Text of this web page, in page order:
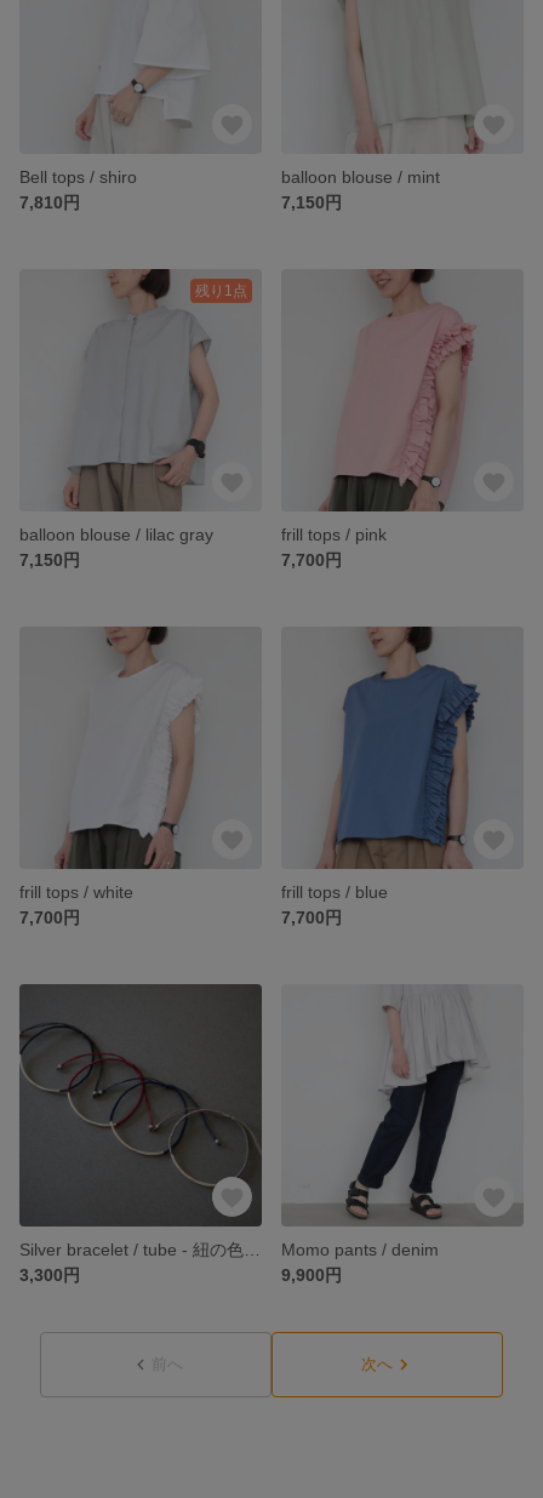
Bell tops / shiro
7,810円
balloon blouse / mint
7,150円
残り1点
balloon blouse / lilac gray
7,150円
frill tops / pink
7,700円
frill tops / white
7,700円
frill tops / blue
7,700円
3,300円
Momo pants / denim
9,900円
前へ 次へ